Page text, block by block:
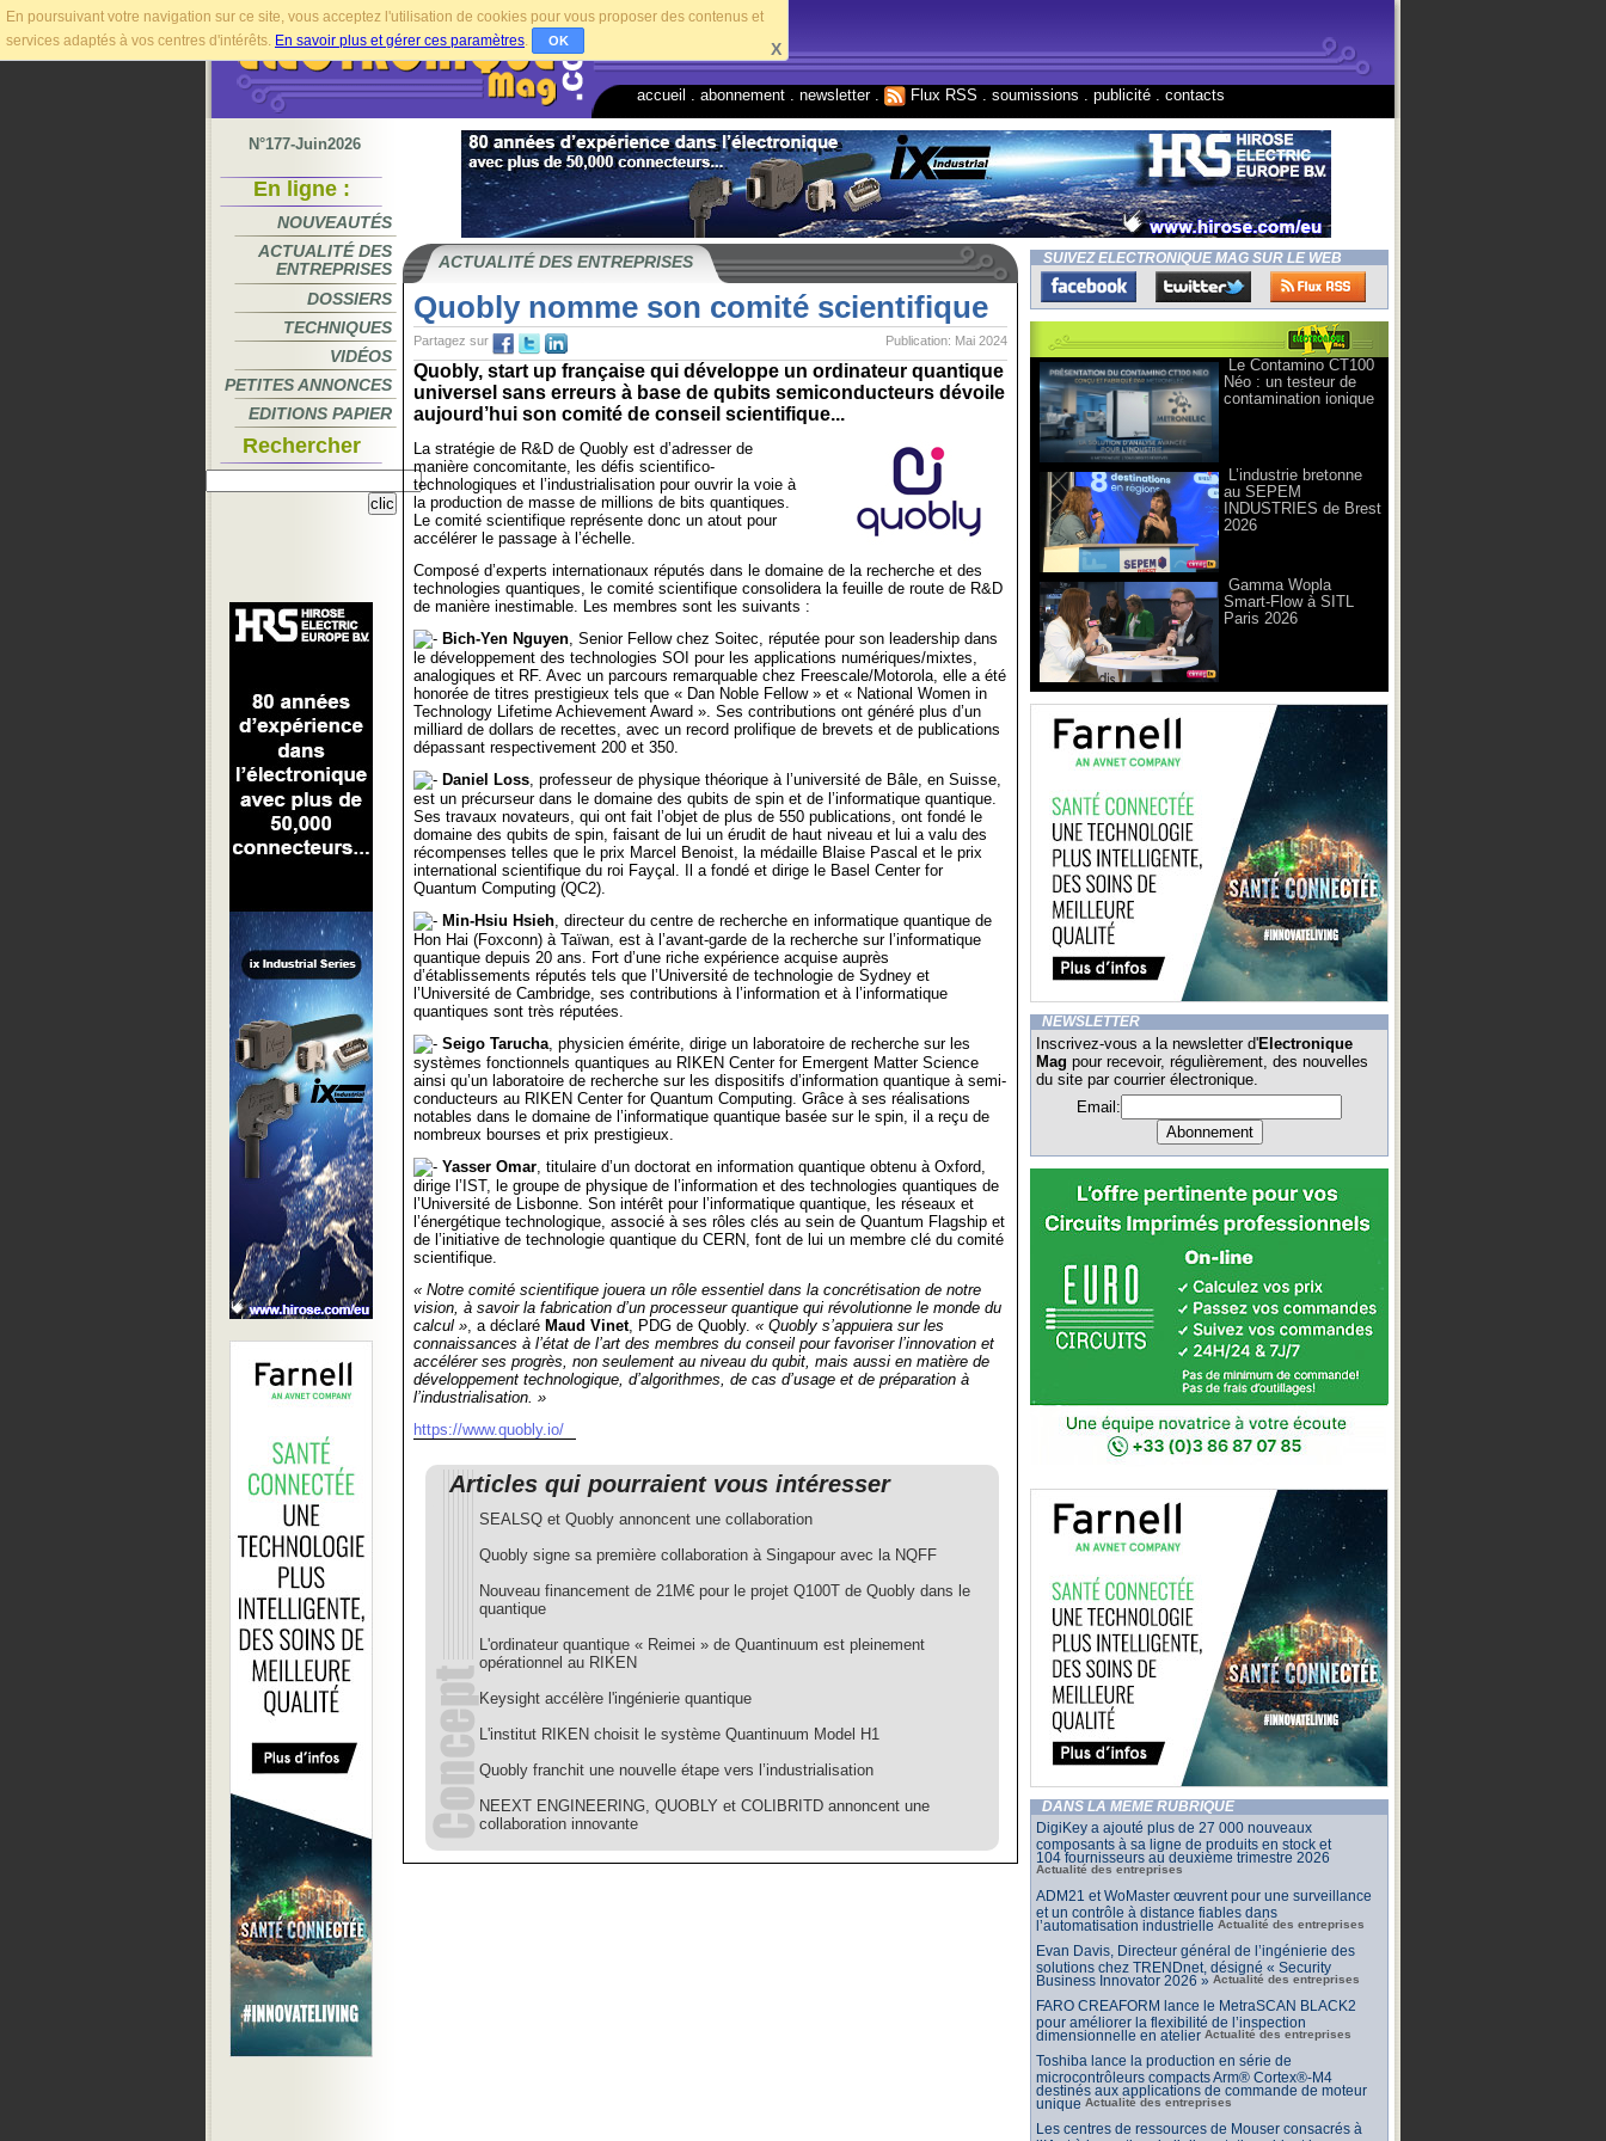
En poursuivant votre navigation sur ce site, vous acceptez l'utilisation de cookies pour vous proposer des contenus et
services adaptés à vos centres d'intérêts. En savoir plus et gérer ces paramètres. OK X
accueil abonnement newsletter. Flux RSS soumissions publicité contacts
N°177-Juin2026
En ligne :
NOUVEAUTÉS
ACTUALITÉ DES
ENTREPRISES
DOSSIERS
TECHNIQUES
VIDÉOS
PETITES ANNONCES
EDITIONS PAPIER
Rechercher
ACTUALITÉ DES ENTREPRISES
Quobly nomme son comité scientifique
Publication: Mai 2024
Partagez sur
Quobly, start up française qui développe un ordinateur quantique
universel sans erreurs à base de qubits semiconducteurs dévoile
aujourd’hui son comité de conseil scientifique...
La stratégie de R&D de Quobly est d’adresser de
manière concomitante, les défis scientifico-
technologiques et l’industrialisation pour ouvrir la voie à
la production de masse de millions de bits quantiques.
Le comité scientifique représente donc un atout pour
accélérer le passage à l’échelle.
Composé d’experts internationaux réputés dans le domaine de la recherche et des
technologies quantiques, le comité scientifique consolidera la feuille de route de R&D
de manière inestimable. Les membres sont les suivants :
Bich-Yen Nguyen, Senior Fellow chez Soitec, réputée pour son leadership dans
le développement des technologies SOI pour les applications numériques/mixtes,
analogiques et RF. Avec un parcours remarquable chez Freescale/Motorola, elle a été
honorée de titres prestigieux tels que « Dan Noble Fellow » et « National Women in
Technology Lifetime Achievement Award ». Ses contributions ont généré plus d’un
milliard de dollars de recettes, avec un record prolifique de brevets et de publications
dépassant respectivement 200 et 350.
Daniel Loss, professeur de physique théorique à l’université de Bâle, en Suisse,
est un précurseur dans le domaine des qubits de spin et de l’informatique quantique.
Ses travaux novateurs, qui ont fait l’objet de plus de 550 publications, ont fondé le
domaine des qubits de spin, faisant de lui un érudit de haut niveau et lui a valu des
récompenses telles que le prix Marcel Benoist, la médaille Blaise Pascal et le prix
international scientifique du roi Fayçal. Il a fondé et dirige le Basel Center for
Quantum Computing (QC2).
Min-Hsiu Hsieh, directeur du centre de recherche en informatique quantique de
Hon Hai (Foxconn) à Taïwan, est à l’avant-garde de la recherche sur l’informatique
quantique depuis 20 ans. Fort d’une riche expérience acquise auprès
d’établissements réputés tels que l’Université de technologie de Sydney et
l’Université de Cambridge, ses contributions à l’information et à l’informatique
quantiques sont très réputées.
Seigo Tarucha, physicien émérite, dirige un laboratoire de recherche sur les
systèmes fonctionnels quantiques au RIKEN Center for Emergent Matter Science
ainsi qu’un laboratoire de recherche sur les dispositifs d’information quantique à semi-
conducteurs au RIKEN Center for Quantum Computing. Grâce à ses réalisations
notables dans le domaine de l’informatique quantique basée sur le spin, il a reçu de
nombreux bourses et prix prestigieux.
Yasser Omar, titulaire d’un doctorat en information quantique obtenu à Oxford,
dirige l’IST, le groupe de physique de l’information et des technologies quantiques de
l’Université de Lisbonne. Son intérêt pour l’informatique quantique, les réseaux et
l’énergétique technologique, associé à ses rôles clés au sein de Quantum Flagship et
de l’initiative de technologie quantique du CERN, font de lui un membre clé du comité
scientifique.
« Notre comité scientifique jouera un rôle essentiel dans la concrétisation de notre
vision, à savoir la fabrication d’un processeur quantique qui révolutionne le monde du
calcul », a déclaré Maud Vinet, PDG de Quobly. « Quobly s’appuiera sur les
connaissances à l’état de l’art des membres du conseil pour favoriser l’innovation et
accélérer ses progrès, non seulement au niveau du qubit, mais aussi en matière de
développement technologique, d’algorithmes, de cas d’usage et de préparation à
l’industrialisation. »
https://www.quobly.io/
Articles qui pourraient vous intéresser
SEALSQ et Quobly annoncent une collaboration
Quobly signe sa première collaboration à Singapour avec la NQFF
Nouveau financement de 21M€ pour le projet Q100T de Quobly dans le
quantique
L'ordinateur quantique « Reimei » de Quantinuum est pleinement
opérationnel au RIKEN
Keysight accélère l'ingénierie quantique
L'institut RIKEN choisit le système Quantinuum Model H1
Quobly franchit une nouvelle étape vers l’industrialisation
NEEXT ENGINEERING, QUOBLY et COLIBRITD annoncent une
collaboration innovante
SUIVEZ ELECTRONIQUE MAG SUR LE WEB
Le Contamino CT100
Néo : un testeur de
contamination ionique
L’industrie bretonne
au SEPEM
INDUSTRIES de Brest
2026
Gamma Wopla
Smart-Flow à SITL
Paris 2026
NEWSLETTER
Inscrivez-vous a la newsletter d'Electronique
Mag pour recevoir, régulièrement, des nouvelles
du site par courrier électronique.
Email:
DANS LA MÊME RUBRIQUE
DigiKey a ajouté plus de 27 000 nouveaux
composants à sa ligne de produits en stock et
104 fournisseurs au deuxième trimestre 2026
Actualité des entreprises
ADM21 et WoMaster œuvrent pour une surveillance
et un contrôle à distance fiables dans
l’automatisation industrielle Actualité des entreprises
Evan Davis, Directeur général de l’ingénierie des
solutions chez TRENDnet, désigné « Security
Business Innovator 2026 » Actualité des entreprises
FARO CREAFORM lance le MetraSCAN BLACK2
pour améliorer la flexibilité de l’inspection
dimensionnelle en atelier Actualité des entreprises
Toshiba lance la production en série de
microcontrôleurs compacts Arm® Cortex®-M4
destinés aux applications de commande de moteur
unique Actualité des entreprises
Les centres de ressources de Mouser consacrés à